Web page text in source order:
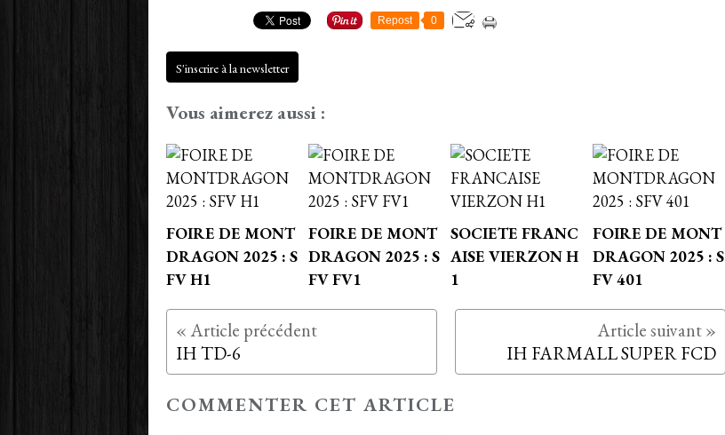
Repost 0
S'inscrire à la newsletter
Vous aimerez aussi :
FOIRE DE MONT
DRAGON 2025 : S
FV H1
FOIRE DE MONT
DRAGON 2025 : S
FV FV1
SOCIETE FRANC
AISE VIERZON H
1
FOIRE DE MONT
DRAGON 2025 : S
FV 401
IH TD-6 IH FARMALL SUPER FCD
COMMENTER CET ARTICLE